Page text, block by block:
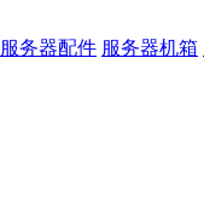
服务器配件 服务器机箱